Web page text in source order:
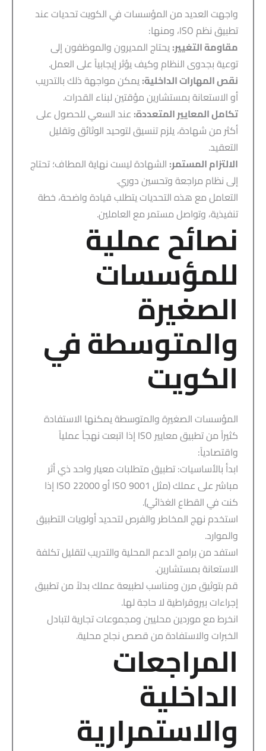
واجهت العديد من المؤسسات في الكويت تحديات عند
تطبيق نظم ISO، ومنها:
مقاومة التغيير:يحتاج المديرون والموظفون إلى
توعية بجدوى النظام وكيف يؤثر إيجابياً على العمل.
نقص المهارات الداخلية:يمكن مواجهة ذلك بالتدريب
أو الاستعانة بمستشارين مؤقتين لبناء القدرات.
تكامل المعايير المتعددة: عند السعي للحصول على
أكثر من شهادة، يلزم تنسيق لتوحيد الوثائق وتقليل
التعقيد.
الالتزام المستمر: الشهادة ليست نهاية المطاف؛ تحتاج
إلى نظام مراجعة وتحسين دوري.
التعامل مع هذه التحديات يتطلب قيادة واضحة، خطة
تنفيذية، وتواصل مستمر مع العاملين.
نصائح عملية
للمؤسسات
الصغيرة
والمتوسطة في
الكويت
المؤسسات الصغيرة والمتوسطة يمكنها الاستفادة
كثيراً من تطبيق معايير ISO إذا اتبعت نهجاً عملياً
واقتصادياً:
ابدأ بالأساسيات: تطبيق متطلبات معيار واحد ذي أثر
مباشر على عملك (مثل ISO 9001 أو ISO 22000 إذا
كنت في القطاع الغذائي).
استخدم نهج المخاطر والفرص لتحديد أولويات التطبيق
والموارد.
استفد من برامج الدعم المحلية والتدريب لتقليل تكلفة
الاستعانة بمستشارين.
قم بتوثيق مرن ومناسب لطبيعة عملك بدلاً من تطبيق
إجراءات بيروقراطية لا حاجة لها.
انخرط مع موردين محليين ومجموعات تجارية لتبادل
الخبرات والاستفادة من قصص نجاح محلية.
المراجعات
الداخلية
والاستمرارية